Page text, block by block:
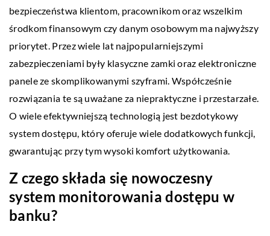
bezpieczeństwa klientom, pracownikom oraz wszelkim
środkom finansowym czy danym osobowym ma najwyższy
priorytet. Przez wiele lat najpopularniejszymi
zabezpieczeniami były klasyczne zamki oraz elektroniczne
panele ze skomplikowanymi szyframi. Współcześnie
rozwiązania te są uważane za niepraktyczne i przestarzałe.
O wiele efektywniejszą technologią jest bezdotykowy
system dostępu, który oferuje wiele dodatkowych funkcji,
gwarantując przy tym wysoki komfort użytkowania.
Z czego składa się nowoczesny
system monitorowania dostępu w
banku?